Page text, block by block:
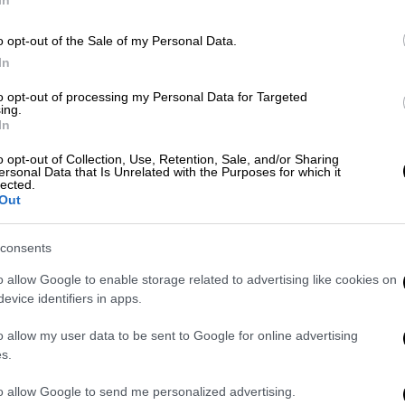
opt-out of the Sale of my Personal Data.
opt-out of processing my Personal Data for Targeted
opt-out of Collection, Use, Retention, Sale, and/or Sharing
Data that Is Unrelated with the Purposes for which it
allow Google to enable storage related to advertising like cookies on
identifiers in apps.
allow my user data to be sent to Google for online advertising
allow Google to send me personalized advertising.
ΑΑΔΕ: Σαφάρι ελέγχων για
Σαφάρι ελέγχων για
Οικονομία 17.06.2024 08:43
γνωστό πολυκατάστημα ρούχων